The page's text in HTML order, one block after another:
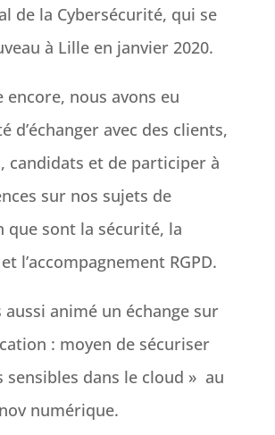
de la Cybersécurité, qui se
à Lille en janvier 2020.
encore, nous avons eu
d’échanger avec des clients,
candidats et de participer à
sur nos sujets de
que sont la sécurité, la
l’accompagnement RGPD.
aussi animé un échange sur
: moyen de sécuriser
sensibles dans le cloud » au
numérique.